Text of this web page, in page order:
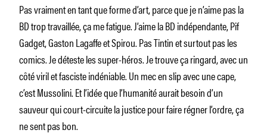
Pas vraiment en tant que forme d’art, parce que je n’aime pas la
BD trop travaillée, ça me fatigue. J’aime la BD indépendante, Pif
Gadget, Gaston Lagaffe et Spirou. Pas Tintin et surtout pas les
comics. Je déteste les super-héros. Je trouve ça ringard, avec un
côté viril et fasciste indéniable. Un mec en slip avec une cape,
c’est Mussolini. Et l’idée que l’humanité aurait besoin d’un
sauveur qui court-circuite la justice pour faire régner l’ordre, ça
ne sent pas bon.